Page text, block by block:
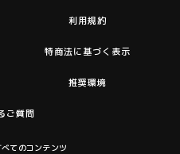
利用規約
特商法に基づく表示
推奨環境
ご質問
てのコンテンツ